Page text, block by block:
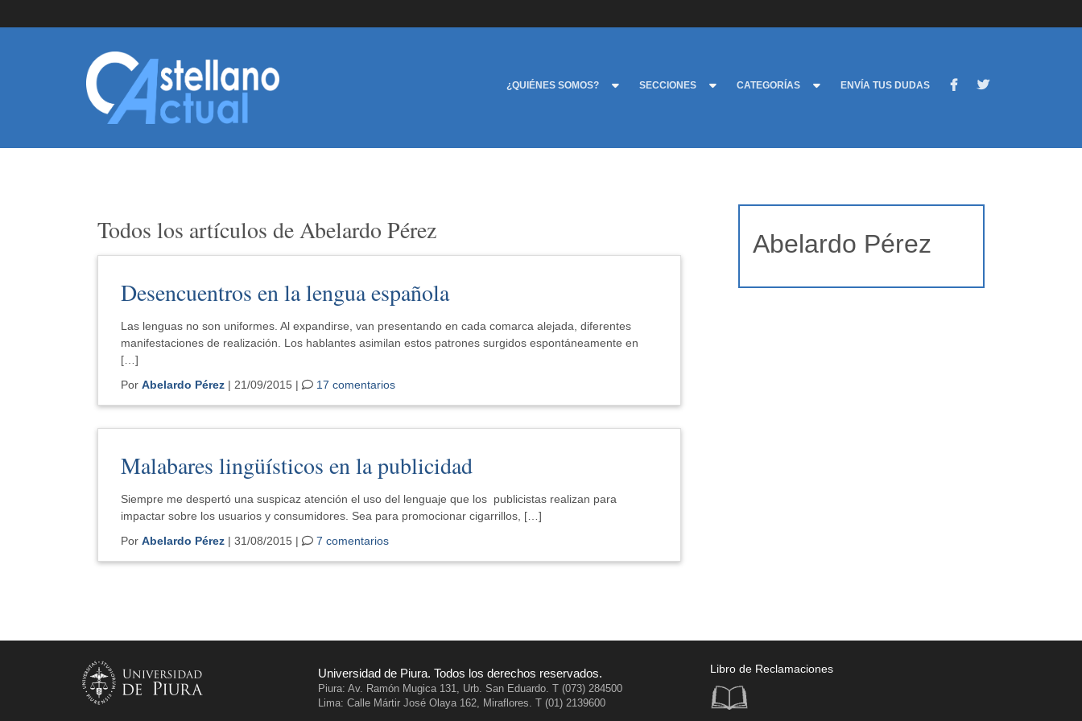
¿QUIÉNES SOMOS? SECCIONES CATEGORÍAS ENVÍA TUS DUDAS
Todos los artículos de Abelardo Pérez
Desencuentros en la lengua española
Las lenguas no son uniformes. Al expandirse, van presentando en cada comarca alejada, diferentes
manifestaciones de realización. Los hablantes asimilan estos patrones surgidos espontáneamente en
[…]
Por Abelardo Pérez| 21/09/2015 | 17 comentarios
Malabares lingüísticos en la publicidad
Siempre me despertó una suspicaz atención el uso del lenguaje que los publicistas realizan para
impactar sobre los usuarios y consumidores. Sea para promocionar cigarrillos, […]
Por Abelardo Pérez| 31/08/2015 | 7 comentarios
Abelardo Pérez
Universidad de Piura. Todos los derechos reservados.
Piura: Av. Ramón Mugica 131, Urb. San Eduardo. T (073) 284500
Lima: Calle Mártir José Olaya 162, Miraflores. T (01) 2139600
Libro de Reclamaciones